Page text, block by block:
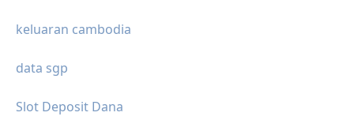
keluaran cambodia
data sgp
Slot Deposit Dana